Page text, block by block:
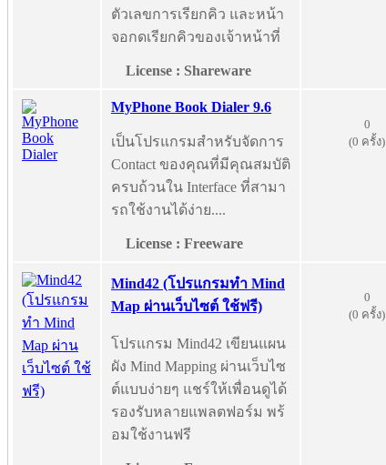
ตัวเลขการเรียกคิว และหน้า
จอกดเรียกคิวของเจ้าหน้าที่
License : Shareware
MyPhone Book Dialer 9.6
เป็นโปรแกรมสำหรับจัดการ
Contact ของคุณที่มีคุณสมบัติ
ครบถ้วนใน Interface ที่สามา
รถใช้งานได้ง่าย....
License : Freeware
0
(0 ครั้ง)
Mind42 (โปรแกรมทำ Mind
Map ผ่านเว็บไซต์ ใช้ฟรี)
โปรแกรม Mind42 เขียนแผน
ผัง Mind Mapping ผ่านเว็บไซ
ต์แบบง่ายๆ แชร์ให้เพื่อนดูได้
รองรับหลายแพลตฟอร์ม พร้
อมใช้งานฟรี
0
(0 ครั้ง)